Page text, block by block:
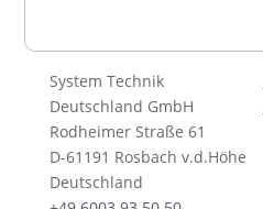
System Technik
Deutschland GmbH
Rodheimer Straße 61
D-61191 Rosbach v.d.Höhe
Deutschland